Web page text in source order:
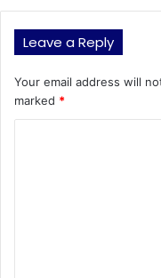
Leave a Reply
Your email address will
marked *